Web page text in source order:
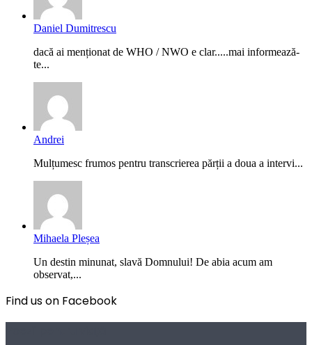
Daniel Dumitrescu
dacă ai menționat de WHO / NWO e clar.....mai informează-
te...
Andrei
Mulțumesc frumos pentru transcrierea părții a doua a intervi...
Mihaela Pleșea
Un destin minunat, slavă Domnului! De abia acum am
observat,...
Find us on Facebook